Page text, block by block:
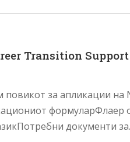
Transition
повикот за апликации на
формуларФлаер
документи